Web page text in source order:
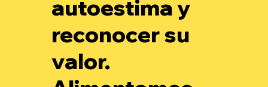
autoestima y
reconocer su
valor.